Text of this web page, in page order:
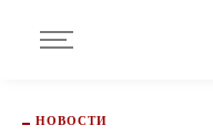
НОВОСТИ